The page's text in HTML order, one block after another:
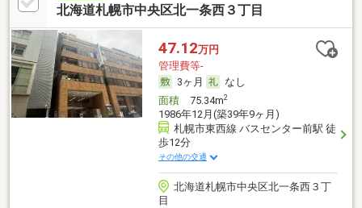
北海道札幌市中央区北一条西３丁目
47.12万円
管理費等-
3ヶ月
なし
面積75.34m2
1986年12月(築39年9ヶ月)
札幌市東西線 バスセンター前駅 徒
歩12分
その他の交通
北海道札幌市中央区北一条西３丁
目